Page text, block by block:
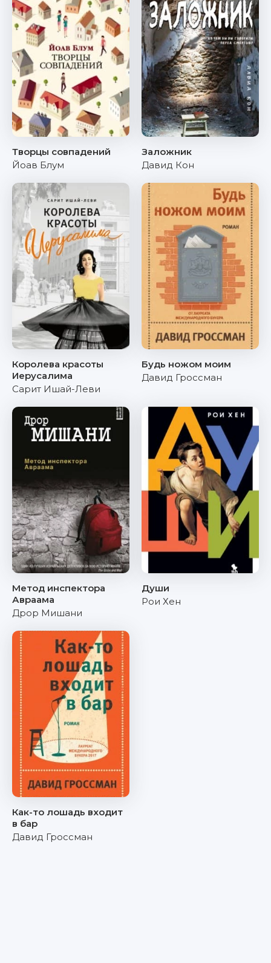
Творцы совпадений
Йоав Блум
Заложник
Давид Кон
Королева красоты
Иерусалима
Сарит Ишай-Леви
Будь ножом моим
Давид Гроссман
Метод инспектора
Авраама
Дрор Мишани
Души
Рои Хен
Как-то лошадь входит
в бар
Давид Гроссман